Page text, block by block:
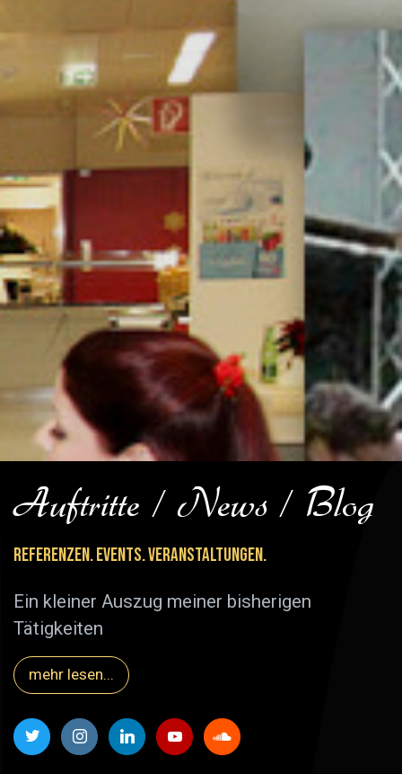
Auftritte / News / Blog
Referenzen. Events. Veranstaltungen.
Ein kleiner Auszug meiner bisherigen
Tätigkeiten
mehr lesen...